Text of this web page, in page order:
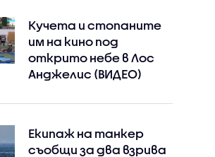
Кучета и стопаните
им на кино под
открито небе в Лос
Анджелис (ВИДЕО)
Екипаж на танкер
съобщи за два взрива